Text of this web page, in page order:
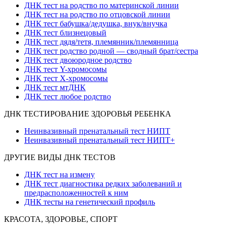
ДНК тест на родство по материнской линии
ДНК тест на родство по отцовской линии
ДНК тест бабушка/дедушка, внук/внучка
ДНК тест близнецовый
ДНК тест дядя/тетя, племянник/племянница
ДНК тест родство родной — сводный брат/сестра
ДНК тест двоюродное родство
ДНК тест Y-хромосомы
ДНК тест X-хромосомы
ДНК тест мтДНК
ДНК тест любое родство
ДНК ТЕСТИРОВАНИЕ ЗДОРОВЬЯ РЕБЕНКА
Неинвазивный пренатальный тест НИПТ
Неинвазивный пренатальный тест НИПТ+
ДРУГИЕ ВИДЫ ДНК ТЕСТОВ
ДНК тест на измену
ДНК тест диагностика редких заболеваний и
предрасположенностей к ним
ДНК тесты на генетический профиль
КРАСОТА, ЗДОРОВЬЕ, СПОРТ